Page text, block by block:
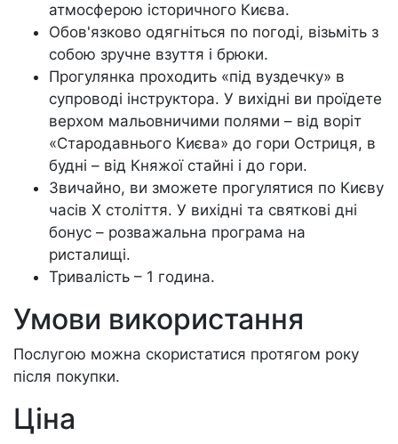
атмосферою історичного Києва.
Обов'язково одягніться по погоді, візьміть з
собою зручне взуття і брюки.
Прогулянка проходить «під вуздечку» в
супроводі інструктора. У вихідні ви проїдете
верхом мальовничими полями – від воріт
«Стародавнього Києва» до гори Остриця, в
будні – від Княжої стайні і до гори.
Звичайно, ви зможете прогулятися по Києву
часів Х століття. У вихідні та святкові дні
бонус – розважальна програма на
ристалищі.
Тривалість – 1 година.
Умови використання
Послугою можна скористатися протягом року
після покупки.
Ціна